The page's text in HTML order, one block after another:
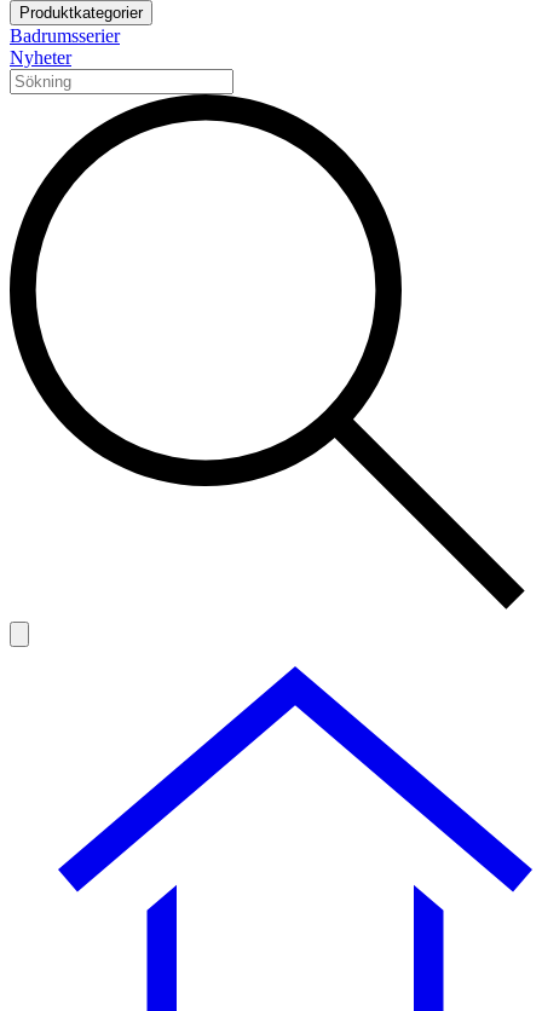
Produktkategorier
Badrumsserier
Nyheter